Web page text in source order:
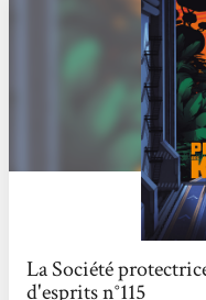
La Société
d'esprits n°115